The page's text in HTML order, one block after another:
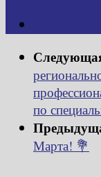
по
Марта! 💐